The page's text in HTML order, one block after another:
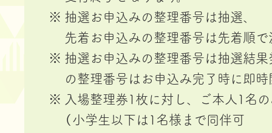
抽選お申込みの整理番号は抽選、
先着お申込みの整理番号は先着順で
抽選お申込みの整理番号は抽選結
の整理番号はお申込み完了時に即時
入場整理券1枚に対し、ご本人1名
（小学生以下は1名様まで同伴可